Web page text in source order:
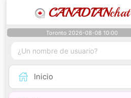
CANADIANchat
Toronto 2026-08-08 10:00
Inicio